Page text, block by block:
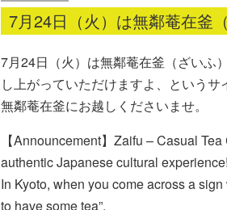
7月24日（火）は無鄰菴在釜
7月24日（火）は無鄰菴在釜（ざいふ
し上がっていただけますよ、という
無鄰菴在釜にお越しくださいませ。
【Announcement】Zaifu – Casual
authentic Japanese cultural experience!
In Kyoto, when you come across a
to have some tea”.